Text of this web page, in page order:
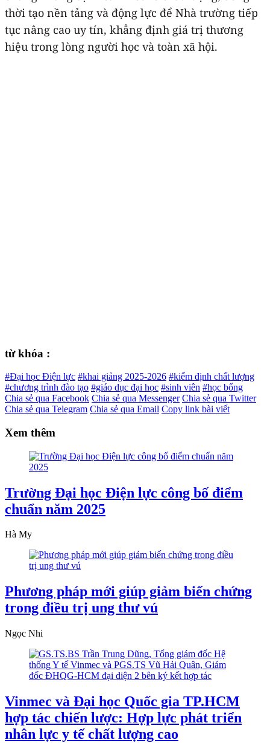
thời tạo nền tảng và động lực để Nhà trường tiếp
tục nâng cao uy tín, khẳng định giá trị thương
hiệu trong lòng người học và toàn xã hội.
từ khóa :
#Đại học Điện lực #khai giảng 2025-2026 #kiểm định chất lượng
#chương trình đào tạo #giáo dục đại học #sinh viên #học bổng
Chia sẻ qua Facebook Chia sẻ qua Messenger Chia sẻ qua Twitter
Chia sẻ qua Telegram Chia sẻ qua Email Copy link bài viết
Xem thêm
Trường Đại học Điện lực công bố điểm
chuẩn năm 2025
Hà My
Phương pháp mới giúp giảm biến chứng
trong điều trị ung thư vú
Ngọc Nhi
Vinmec và Đại học Quốc gia TP.HCM
hợp tác chiến lược: Hợp lực phát triển
nhân lực y tế chất lượng cao